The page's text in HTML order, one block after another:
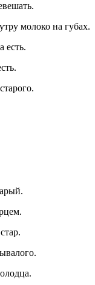
молоко на губах.
есть.